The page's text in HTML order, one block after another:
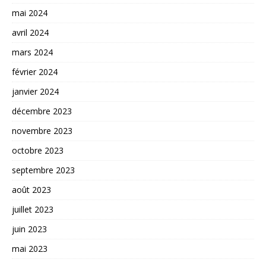
mai 2024
avril 2024
mars 2024
février 2024
janvier 2024
décembre 2023
novembre 2023
octobre 2023
septembre 2023
août 2023
juillet 2023
juin 2023
mai 2023